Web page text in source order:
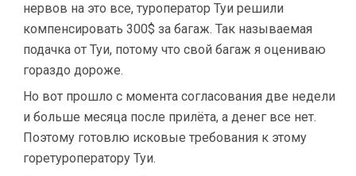
нервов на это все, туроператор Туи решили
компенсировать 300$ за багаж. Так называемая
подачка от Туи, потому что свой багаж я оцениваю
гораздо дороже.
Но вот прошло с момента согласования две недели
и больше месяца после прилёта, а денег все нет.
Поэтому готовлю исковые требования к этому
горетуроператору Туи.